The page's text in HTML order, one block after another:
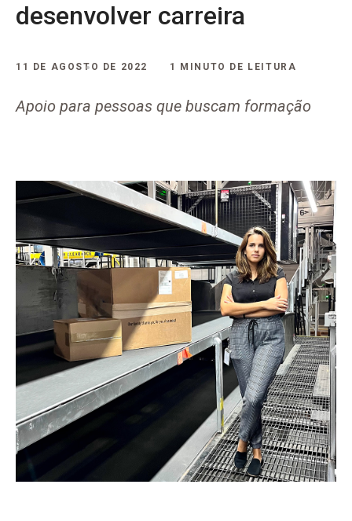
desenvolver carreira
11 DE AGOSTO DE 2022 1 MINUTO DE LEITURA
Apoio para pessoas que buscam formação